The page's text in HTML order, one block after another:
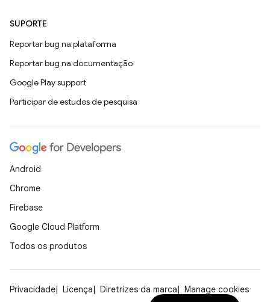
SUPORTE
Reportar bug na plataforma
Reportar bug na documentação
Google Play support
Participar de estudos de pesquisa
Android
Chrome
Firebase
Google Cloud Platform
Todos os produtos
Privacidade Licença Diretrizes da marca
Manage cookies